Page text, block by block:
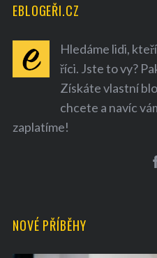
EBLOGEŘI.CZ
Hledáme lidi,
říci. Jste to vy?
Získáte vlastní
chcete a navíc
zaplatíme!
NOVÉ PŘÍBĚHY
a